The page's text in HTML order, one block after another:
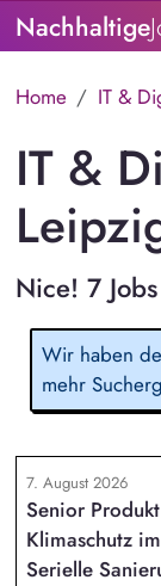
Nachhaltige
Home IT &
IT &
Nice! 7
Wir haben
mehr
7. August 2026
Senior
Klimaschutz
Serielle